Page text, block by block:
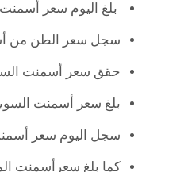
بلغ اليوم سعر أسمنت
سجل سعر الطن من أسمنت
حقق سعر أسمنت السويدي اليوم
بلغ سعر أسمنت السويس 2000 جنيهًا
سجل اليوم سعر أسمنت حلوان 1980
كما بلغ سعرأسمنت المخصوص